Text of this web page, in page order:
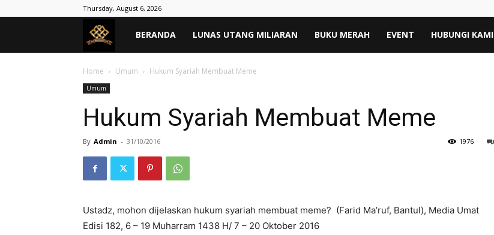
Thursday, August 6, 2026
MASYARAKAT
TANPA
–
Lunas
Hutang
BERANDA LUNAS UTANG MILIARAN BUKU MERAH EVENT HUBUNGI KAMI
Home Umum Hukum Syariah Membuat Meme
Umum
Hukum Syariah Membuat Meme
By Admin - 31/10/2016 1976
Ustadz, mohon dijelaskan hukum syariah membuat meme? (Farid Ma’ruf, Bantul), Media Umat
Edisi 182, 6 – 19 Muharram 1438 H/ 7 – 20 Oktober 2016